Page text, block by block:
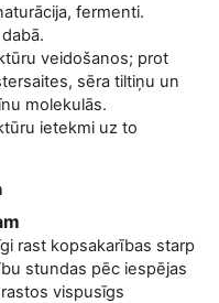
fermenti.
veidošanos; prot
sēra tiltiņu un
molekulās.
ietekmi uz to
rast kopsakarības starp
stundas pēc iespējas
vispusīgs